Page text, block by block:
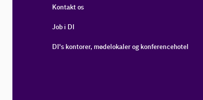
Kontakt os
Job i DI
DI's kontorer, mødelokaler og konferencehotel